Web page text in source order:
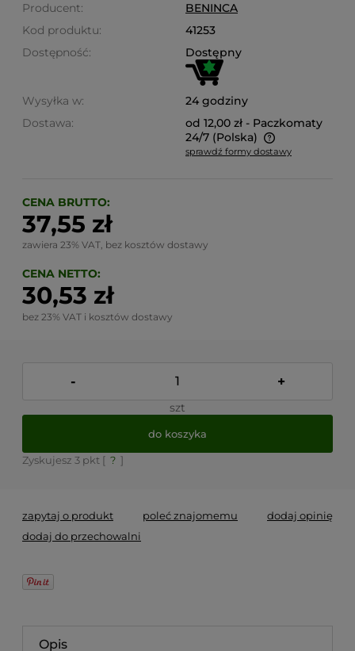
Producent:
BENINCA
Kod produktu:
41253
Dostępność:
Dostępny
Wysyłka w:
24 godziny
Dostawa:
od 12,00 zł - Paczkomaty
24/7 (Polska)
Cena nie zawiera ewentualnych kosztów płatności
sprawdź formy dostawy
CENA BRUTTO:
37,55 zł
zawiera 23% VAT, bez kosztów dostawy
CENA NETTO:
30,53 zł
bez 23% VAT i kosztów dostawy
- +
szt
do koszyka
Zyskujesz 3 pkt [ ? ]
zapytaj o produkt poleć znajomemu
dodaj opinię
dodaj do przechowalni
Opis